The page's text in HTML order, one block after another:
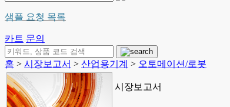
샘플 요청 목록
카트 문의
홈 > 시장보고서 > 산업용기계 > 오토메이션/로봇
시장보고서